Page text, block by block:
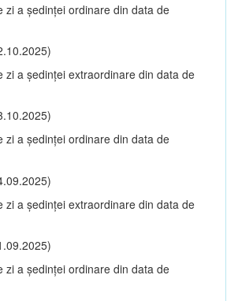
zi a şedinţei ordinare din data de
zi a şedinţei extraordinare din data de
zi a şedinţei ordinare din data de
zi a şedinţei extraordinare din data de
zi a şedinţei ordinare din data de